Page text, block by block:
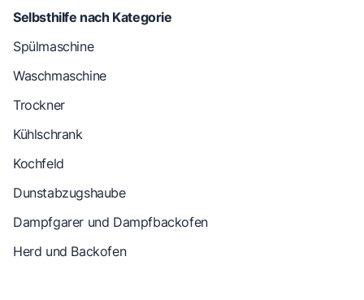
Selbsthilfe nach Kategorie
Spülmaschine
Waschmaschine
Trockner
Kühlschrank
Kochfeld
Dunstabzugshaube
Dampfgarer und Dampfbackofen
Herd und Backofen